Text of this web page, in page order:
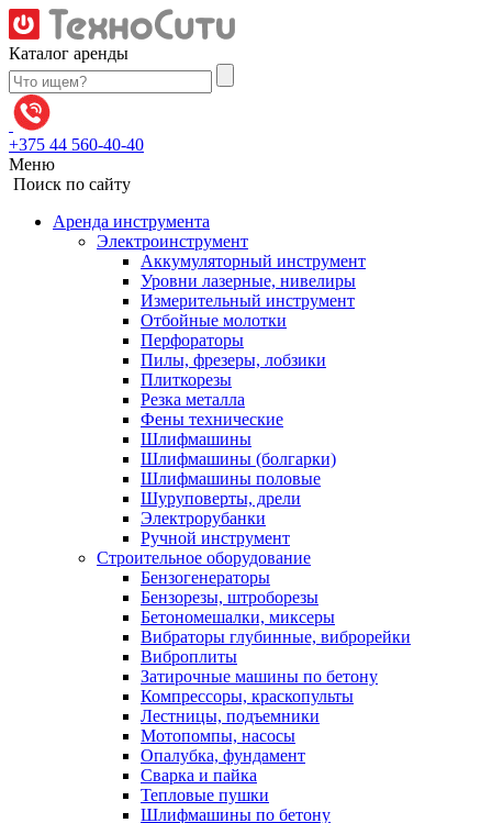
Skip
to
content
Каталог аренды
Поиск:
+375 44 560-40-40
Меню
Поиск по сайту
Аренда инструмента
Электроинструмент
Аккумуляторный инструмент
Уровни лазерные, нивелиры
Измерительный инструмент
Отбойные молотки
Перфораторы
Пилы, фрезеры, лобзики
Плиткорезы
Резка металла
Фены технические
Шлифмашины
Шлифмашины (болгарки)
Шлифмашины половые
Шуруповерты, дрели
Электрорубанки
Ручной инструмент
Строительное оборудование
Бензогенераторы
Бензорезы, штроборезы
Бетономешалки, миксеры
Вибраторы глубинные, виброрейки
Виброплиты
Затирочные машины по бетону
Компрессоры, краскопульты
Лестницы, подъемники
Мотопомпы, насосы
Опалубка, фундамент
Сварка и пайка
Тепловые пушки
Шлифмашины по бетону